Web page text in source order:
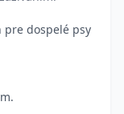
dospelé psy